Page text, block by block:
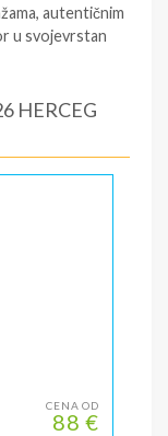
autentičnim
u svojevrstan
HERCEG
CENA OD
88 €